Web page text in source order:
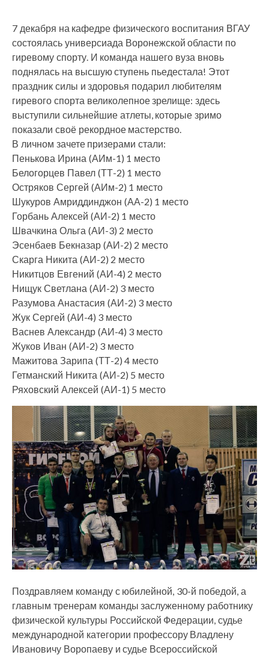
7 декабря на кафедре физического воспитания ВГАУ
состоялась универсиада Воронежской области по
гиревому спорту. И команда нашего вуза вновь
поднялась на высшую ступень пьедестала! Этот
праздник силы и здоровья подарил любителям
гиревого спорта великолепное зрелище: здесь
выступили сильнейшие атлеты, которые зримо
показали своё рекордное мастерство.
В личном зачете призерами стали:
Пенькова Ирина (АИм-1) 1 место
Белогорцев Павел (ТТ-2) 1 место
Остряков Сергей (АИм-2) 1 место
Шукуров Амриддинджон (АА-2) 1 место
Горбань Алексей (АИ-2) 1 место
Швачкина Ольга (АИ-3) 2 место
Эсенбаев Бекназар (АИ-2) 2 место
Скарга Никита (АИ-2) 2 место
Никитцов Евгений (АИ-4) 2 место
Нищук Светлана (АИ-2) 3 место
Разумова Анастасия (АИ-2) 3 место
Жук Сергей (АИ-4) 3 место
Васнев Александр (АИ-4) 3 место
Жуков Иван (АИ-2) 3 место
Мажитова Зарипа (ТТ-2) 4 место
Гетманский Никита (АИ-2) 5 место
Ряховский Алексей (АИ-1) 5 место
Поздравляем команду с юбилейной, 30-й победой, а
главным тренерам команды заслуженному работнику
физической культуры Российской Федерации, судье
международной категории профессору Владлену
Ивановичу Воропаеву и судье Всероссийской